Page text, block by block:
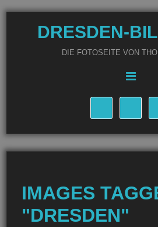
DRESDEN-
DIE FOTOSEITE VON
IMAGES
"DRESDEN"